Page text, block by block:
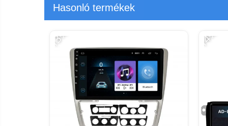
Hasonló termékek
-13% -14%